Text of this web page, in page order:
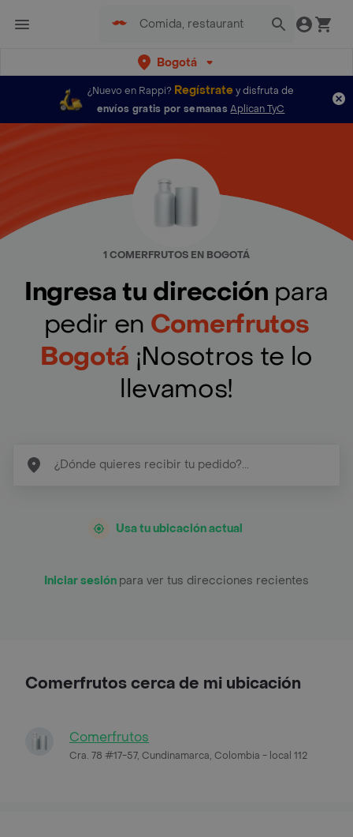
Bogotá
¿Nuevo en Rappi? Regístratey disfruta de
envíos gratis por semanas Aplican TyC
1 COMERFRUTOS EN BOGOTÁ
Ingresa tu dirección para
pedir en Comerfrutos
Bogotá ¡Nosotros te lo
llevamos!
Usa tu ubicación actual
Iniciar sesión para ver tus direcciones recientes
Comerfrutos cerca de mi ubicación
Comerfrutos
Cra. 78 #17-57, Cundinamarca, Colombia - local 112